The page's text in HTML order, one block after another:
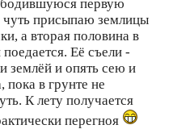
первую
чуть присыпаю землицы
а вторая половина в
поедается. Её съели -
землёй и опять сею и
пока в грунте не
К лету получается
перегноя